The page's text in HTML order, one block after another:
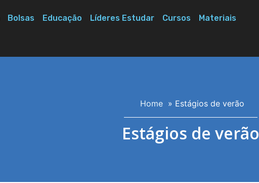
Bolsas Educação Líderes Estudar Cursos Materiais
Home » Estágios de verão
Estágios de verão